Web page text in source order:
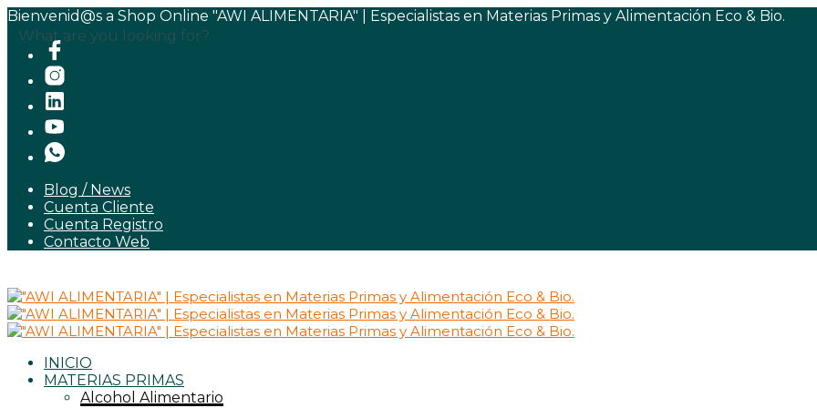
Bienvenid@s a Shop Online "AWI ALIMENTARIA" | Especialistas en Materias Primas y Alimentación Eco & Bio.
Blog / News
Cuenta Cliente
Cuenta Registro
Contacto Web
INICIO
MATERIAS PRIMAS
Alcohol Alimentario
What are you looking for?